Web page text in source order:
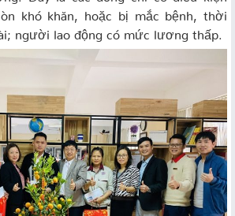
khó khăn, hoặc bị mắc bệnh, thời
người lao động có mức lương thấp.